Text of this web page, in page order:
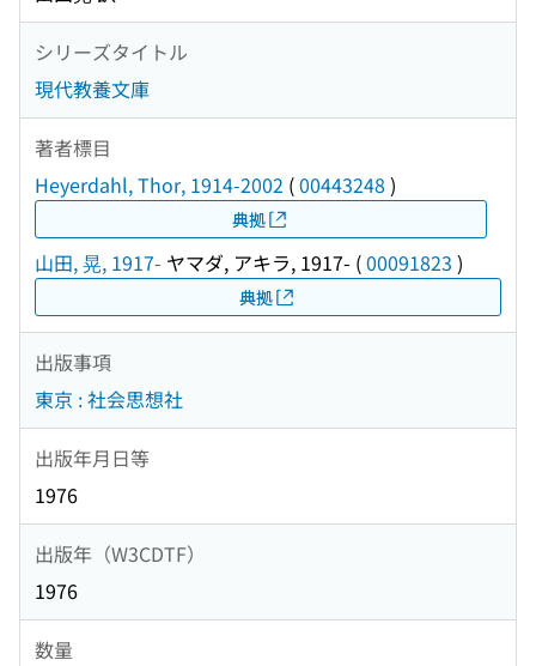
シリーズタイトル
現代教養文庫
著者標目
Heyerdahl, Thor, 1914-2002 (00443248 )
典拠
山田, 晃, 1917- ヤマダ, アキラ, 1917- (00091823 )
典拠
出版事項
東京 : 社会思想社
出版年月日等
1976
出版年（W3CDTF）
1976
数量